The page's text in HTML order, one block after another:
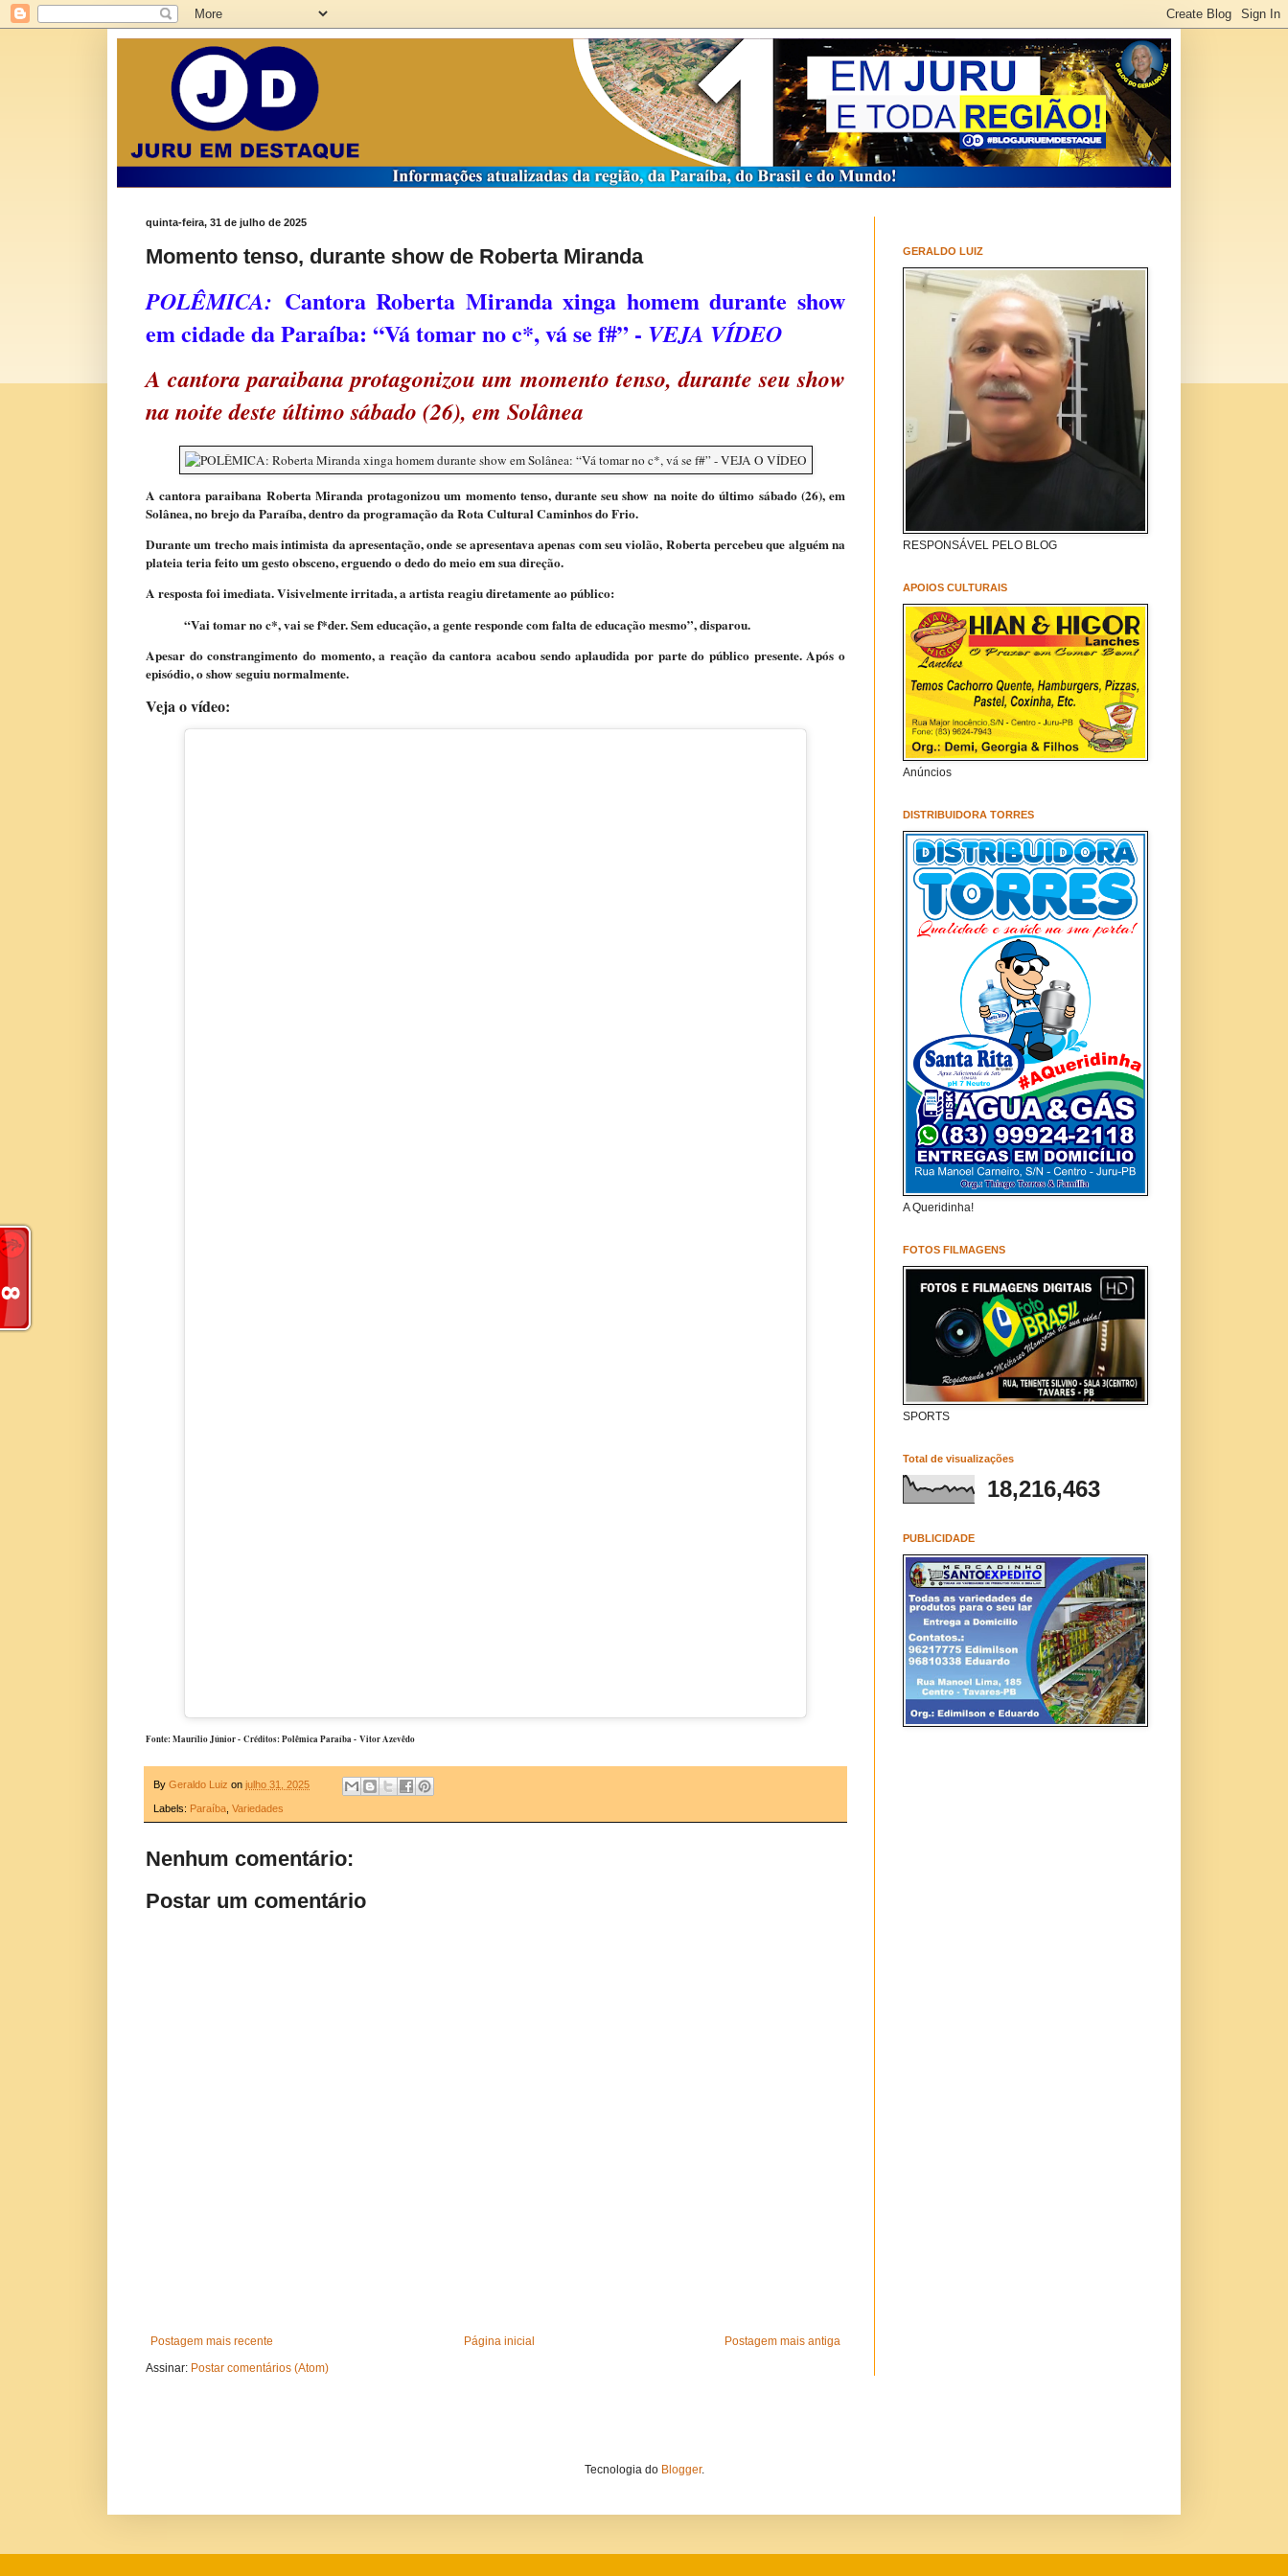
quinta-feira, 31 de julho de 2025
Momento tenso, durante show de Roberta Miranda
POLÊMICA: Cantora Roberta Miranda xinga homem durante show
em cidade da Paraíba: “Vá tomar no c*, vá se f#” - VEJA VÍDEO
A cantora paraibana protagonizou um momento tenso, durante seu show
na noite deste último sábado (26), em Solânea
A cantora paraibana Roberta Miranda protagonizou um momento tenso, durante seu show na noite do último sábado (26), em
Solânea, no brejo da Paraíba, dentro da programação da Rota Cultural Caminhos do Frio.
Durante um trecho mais intimista da apresentação, onde se apresentava apenas com seu violão, Roberta percebeu que alguém na
plateia teria feito um gesto obsceno, erguendo o dedo do meio em sua direção.
A resposta foi imediata. Visivelmente irritada, a artista reagiu diretamente ao público:
“Vai tomar no c*, vai se f*der. Sem educação, a gente responde com falta de educação mesmo”, disparou.
Apesar do constrangimento do momento, a reação da cantora acabou sendo aplaudida por parte do público presente. Após o
episódio, o show seguiu normalmente.
Veja o vídeo:
Fonte: Maurílio Júnior - Créditos: Polêmica Paraíba - Vitor Azevêdo
By Geraldo Luiz on julho 31, 2025
Labels: Paraíba Variedades
Nenhum comentário:
Postar um comentário
Postagem mais recente Postagem mais antiga
Página inicial
Assinar: Postar comentários (Atom)
GERALDO LUIZ
RESPONSÁVEL PELO BLOG
APOIOS CULTURAIS
Anúncios
DISTRIBUIDORA TORRES
A Queridinha!
FOTOS FILMAGENS
SPORTS
Total de visualizações
18,216,463
PUBLICIDADE
Tecnologia do Blogger.